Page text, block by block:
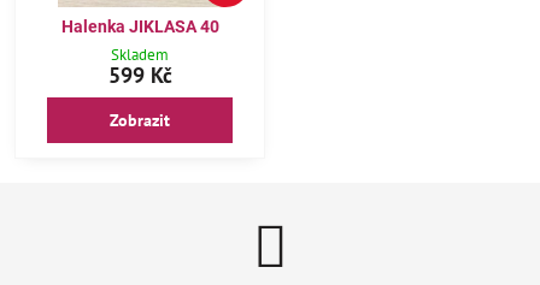
Halenka JIKLASA 40
Skladem
599 Kč
Zobrazit